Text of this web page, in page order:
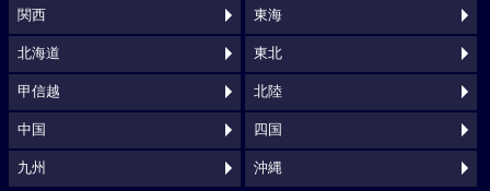
関西 東海
北海道 東北
甲信越 北陸
中国 四国
九州 沖縄